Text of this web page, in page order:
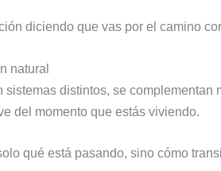
diciendo que vas por el camino
natural
distintos, se
del momento que estás viviendo.
qué está pasando, sino cómo